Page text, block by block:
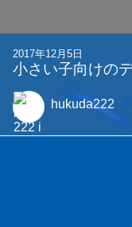
2017年12月5日
小さい子向けの
hukuda222